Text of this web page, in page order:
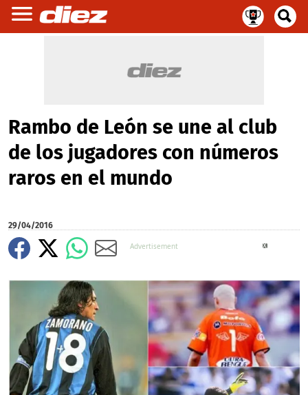
Rambo de León se une al club
de los jugadores con números
raros en el mundo
29/04/2016
X